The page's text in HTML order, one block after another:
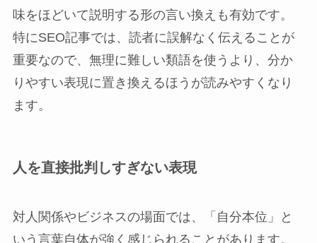
味をほどいて説明する形の言い換えも有効です。
特にSEO記事では、読者に誤解なく伝えることが
重要なので、無理に難しい類語を使うより、分か
りやすい表現に置き換えるほうが読みやすくなり
ます。
人を直接批判しすぎない表現
対人関係やビジネスの場面では、「自分本位」と
いう言葉自体が強く感じられることがあります。